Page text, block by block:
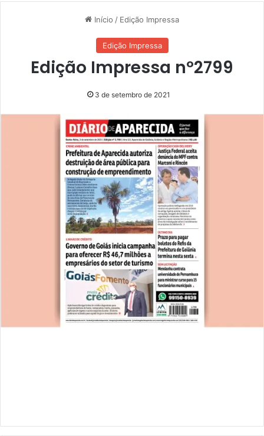
Início / Edição Impressa
Edição Impressa
Edição Impressa nº2799
3 de setembro de 2021